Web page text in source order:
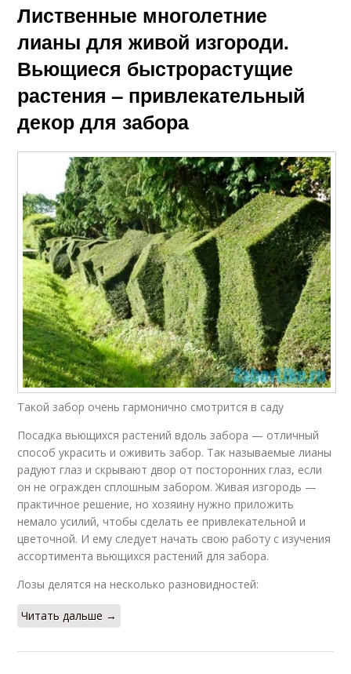
Лиственные многолетние
лианы для живой изгороди.
Вьющиеся быстрорастущие
растения – привлекательный
декор для забора
Такой забор очень гармонично смотрится в саду
Посадка вьющихся растений вдоль забора — отличный
способ украсить и оживить забор. Так называемые лианы
радуют глаз и скрывают двор от посторонних глаз, если
он не огражден сплошным забором. Живая изгородь —
практичное решение, но хозяину нужно приложить
немало усилий, чтобы сделать ее привлекательной и
цветочной. И ему следует начать свою работу с изучения
ассортимента вьющихся растений для забора.
Лозы делятся на несколько разновидностей:
Читать дальше →